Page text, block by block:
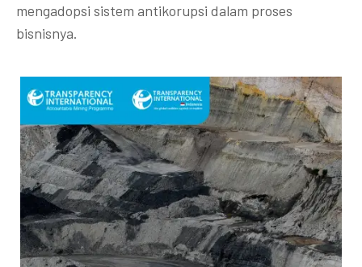
mengadopsi sistem antikorupsi dalam proses
bisnisnya.